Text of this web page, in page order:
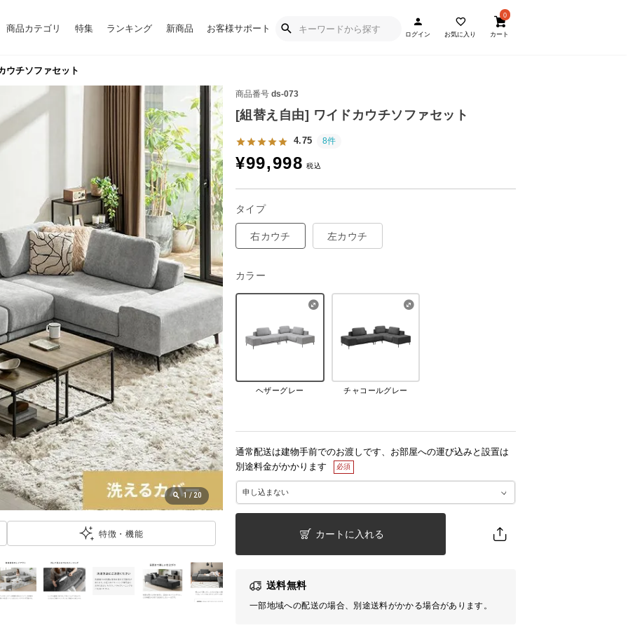
商品カテゴリ 特集 ランキング 新商品 お客様サポート
ログイン お気に入り
0
カート
ウチソファセット
商品番号 ds-073
[組替え自由] ワイドカウチソファセット
4.75 8件
¥99,998
タイプ
右カウチ 左カウチ
カラー
ヘザーグレー チャコールグレー
通常配送は建物手前でのお渡しです、お部屋への運び込みと設置は
別途料金がかかります
カートに入れる
送料無料
一部地域への配送の場合、別途送料がかかる場合があります。
1 / 20
特徴・機能